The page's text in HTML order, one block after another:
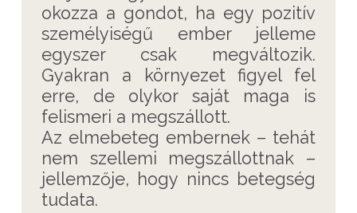
okozza a gondot, ha egy pozitív
személyiségű ember jelleme
egyszer csak megváltozik.
Gyakran a környezet figyel fel
erre, de olykor saját maga is
felismeri a megszállott.
Az elmebeteg embernek – tehát
nem szellemi megszállottnak –
jellemzője, hogy nincs betegség
tudata.